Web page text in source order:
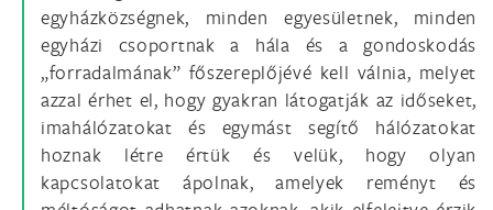
egyházközségnek, minden egyesületnek, minden
egyházi csoportnak a hála és a gondoskodás
„forradalmának” főszereplőjévé kell válnia, melyet
azzal érhet el, hogy gyakran látogatják az időseket,
imahálózatokat és egymást segítő hálózatokat
hoznak létre értük és velük, hogy olyan
kapcsolatokat ápolnak, amelyek reményt és